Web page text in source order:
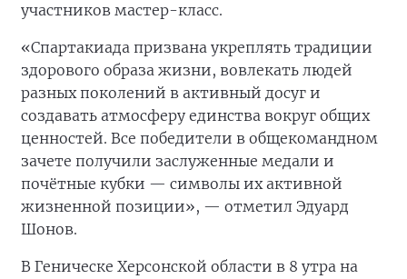
участников мастер-класс.
«Спартакиада призвана укреплять традиции
здорового образа жизни, вовлекать людей
разных поколений в активный досуг и
создавать атмосферу единства вокруг общих
ценностей. Все победители в общекомандном
зачете получили заслуженные медали и
почётные кубки — символы их активной
жизненной позиции», — отметил Эдуард
Шонов.
В Геническе Херсонской области в 8 утра на